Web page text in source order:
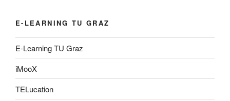
E-LEARNING TU GRAZ
E-Learning TU Graz
iMooX
TELucation